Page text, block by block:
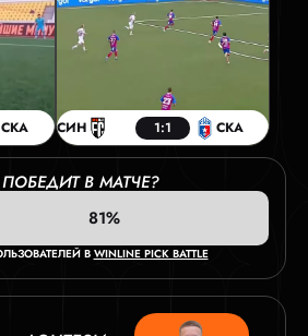
СКА СИН 1:1 СКА
В МАТЧЕ?
81%
В WINLINE PICK BATTLE